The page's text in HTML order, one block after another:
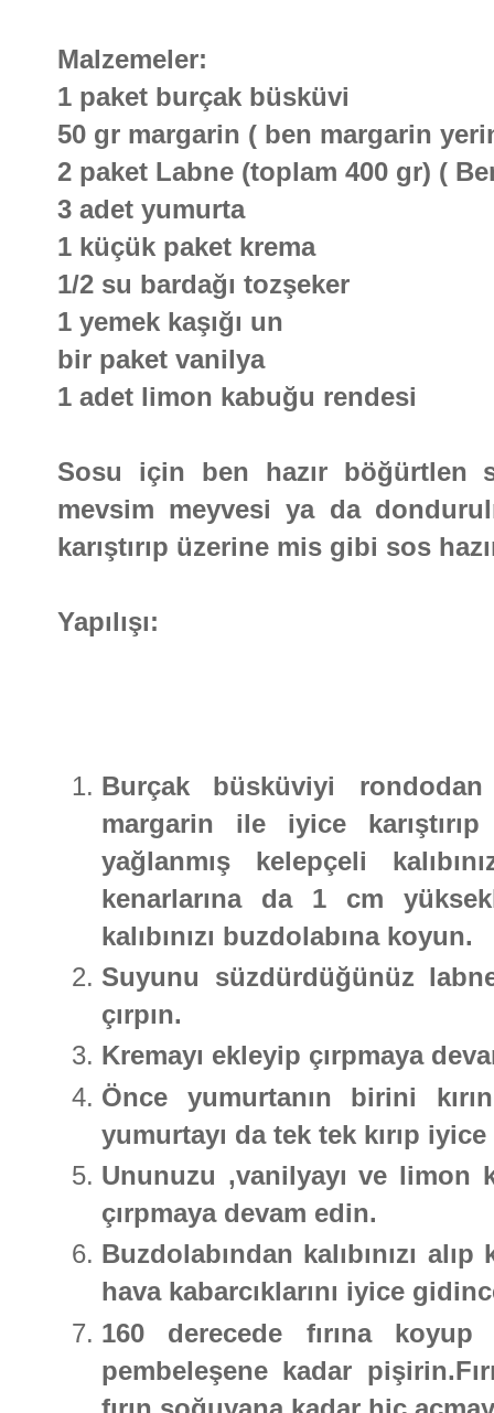
Malzemeler:
1 paket burçak büsküvi
50 gr margarin ( ben margarin
2 paket Labne (toplam 400 gr) (
3 adet yumurta
1 küçük paket krema
1/2 su bardağı tozşeker
1 yemek kaşığı un
bir paket vanilya
1 adet limon kabuğu rendesi
Sosu için ben hazır böğürtlen
mevsim meyvesi ya da
karıştırıp üzerine mis gibi sos
Yapılışı:
Burçak büsküviyi
margarin ile iyice
yağlanmış kelepçeli
kenarlarına da 1 cm
kalıbınızı buzdolabına koyun.
Suyunu süzdürdüğünüz
çırpın.
Kremayı ekleyip çırpmaya
Önce yumurtanın birini
yumurtayı da tek tek kırıp iyice
Ununuzu ,vanilyayı ve limon
çırpmaya devam edin.
Buzdolabından kalıbınızı alıp
hava kabarcıklarını iyice
160 derecede fırına
pembeleşene kadar